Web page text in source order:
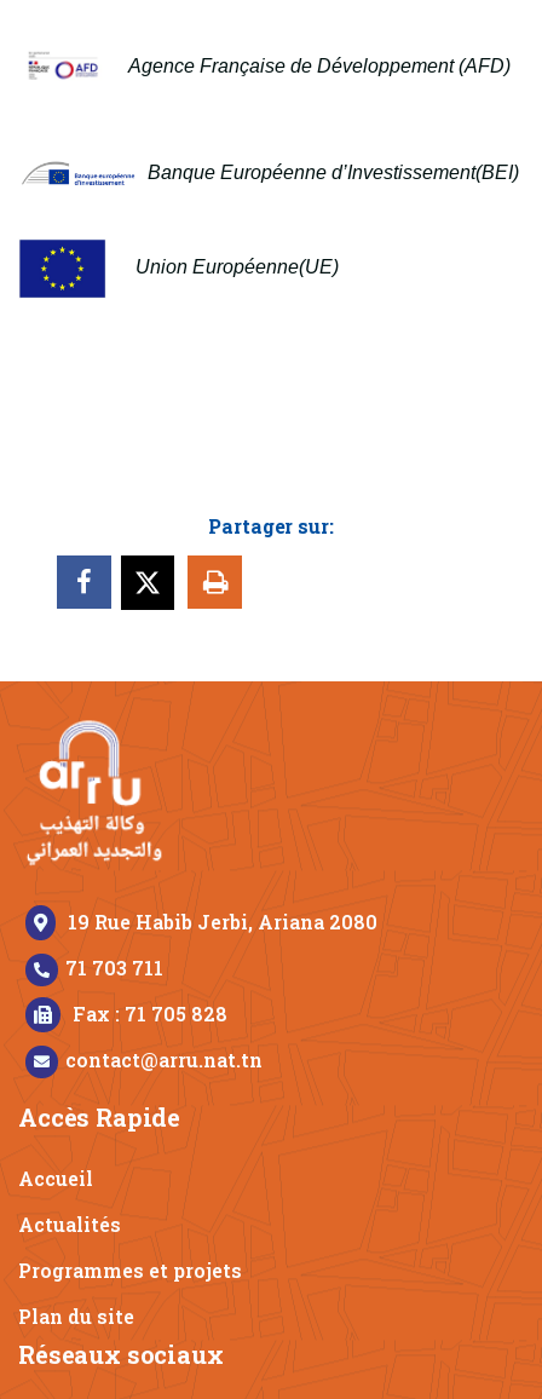
Agence Française de Développement (AFD)
Banque Européenne d’Investissement(BEI)
Union Européenne(UE)
Partager sur:
19 Rue Habib Jerbi, Ariana 2080
71 703 711
Fax : 71 705 828
contact@arru.nat.tn
Accès Rapide
Accueil
Actualités
Programmes et projets
Plan du site
Réseaux sociaux